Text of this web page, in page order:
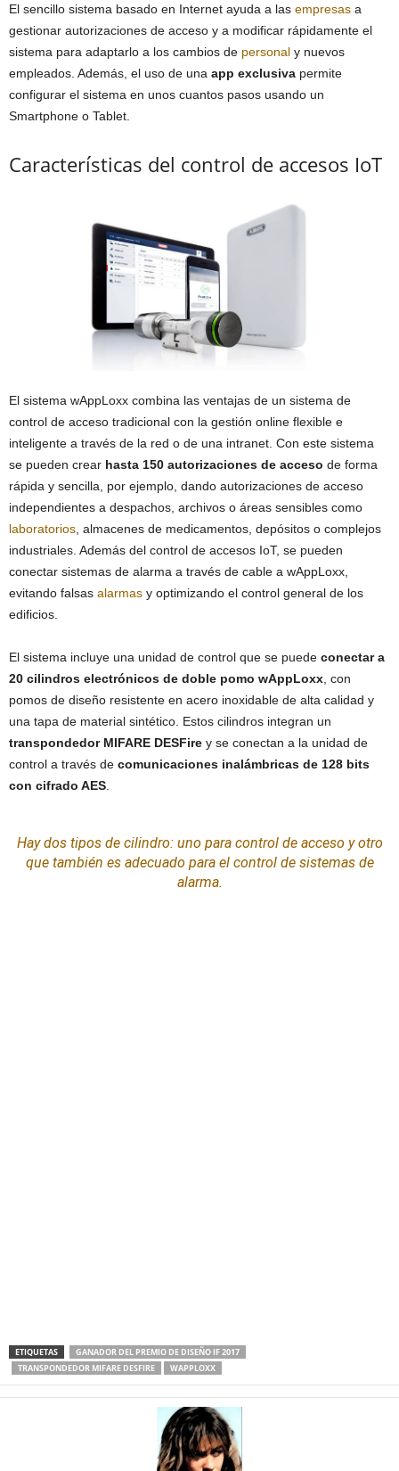
El sencillo sistema basado en Internet ayuda a las empresas a
gestionar autorizaciones de acceso y a modificar rápidamente el
sistema para adaptarlo a los cambios de personal y nuevos
empleados. Además, el uso de una app exclusiva permite
configurar el sistema en unos cuantos pasos usando un
Smartphone o Tablet.
Características del control de accesos IoT
El sistema wAppLoxx combina las ventajas de un sistema de
control de acceso tradicional con la gestión online flexible e
inteligente a través de la red o de una intranet. Con este sistema
se pueden crear hasta 150 autorizaciones de acceso de forma
rápida y sencilla, por ejemplo, dando autorizaciones de acceso
independientes a despachos, archivos o áreas sensibles como
laboratorios , almacenes de medicamentos, depósitos o complejos
industriales. Además del control de accesos IoT, se pueden
conectar sistemas de alarma a través de cable a wAppLoxx,
evitando falsas alarmas y optimizando el control general de los
edificios.
El sistema incluye una unidad de control que se puede conectar a
20 cilindros electrónicos de doble pomo wAppLoxx , con
pomos de diseño resistente en acero inoxidable de alta calidad y
una tapa de material sintético. Estos cilindros integran un
transpondedor MIFARE DESFire y se conectan a la unidad de
control a través de comunicaciones inalámbricas de 128 bits
con cifrado AES
Hay dos tipos de cilindro: uno para control de acceso y otro
que también es adecuado para el control de sistemas de
alarma.
ETIQUETAS
GANADOR DEL PREMIO DE DISEÑO IF 2017
TRANSPONDEDOR MIFARE DESFIRE
WAPPLOXX